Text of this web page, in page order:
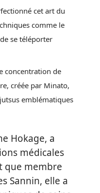
cet art du
comme le
se téléporter
concentration de
créée par Minato,
emblématiques
Hokage, a
médicales
que membre
Sannin, elle a